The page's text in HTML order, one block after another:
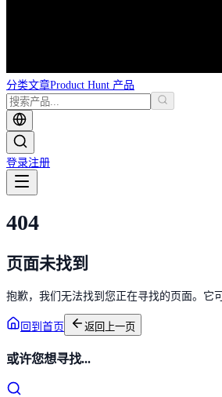
分类文章Product Hunt 产品
登录注册
404
页面未找到
抱歉，我们无法找到您正在寻找的页面。它
回到首页 返回上一页
或许您想寻找...